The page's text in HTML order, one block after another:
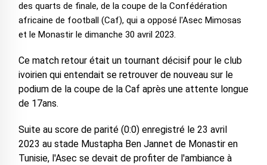
des quarts de finale, de la coupe de la Confédération
africaine de football (Caf), qui a opposé l'Asec Mimosas
et le Monastir le dimanche 30 avril 2023.
Ce match retour était un tournant décisif pour le club
ivoirien qui entendait se retrouver de nouveau sur le
podium de la coupe de la Caf après une attente longue
de 17ans.
Suite au score de parité (0:0) enregistré le 23 avril
2023 au stade Mustapha Ben Jannet de Monastir en
Tunisie, l'Asec se devait de profiter de l'ambiance à